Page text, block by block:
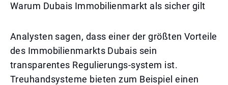
Warum Dubais Immobilienmarkt als sicher gilt
Analysten sagen, dass einer der größten Vorteile
des Immobilienmarkts Dubais sein
transparentes Regulierungs-system ist.
Treuhandsysteme bieten zum Beispiel einen